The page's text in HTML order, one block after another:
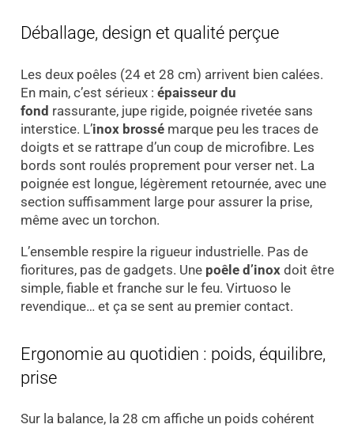
Déballage, design et qualité perçue
Les deux poêles (24 et 28 cm) arrivent bien calées.
En main, c’est sérieux : épaisseur du
fond rassurante, jupe rigide, poignée rivetée sans
interstice. L’inox brossémarque peu les traces de
doigts et se rattrape d’un coup de microfibre. Les
bords sont roulés proprement pour verser net. La
poignée est longue, légèrement retournée, avec une
section suffisamment large pour assurer la prise,
même avec un torchon.
L’ensemble respire la rigueur industrielle. Pas de
fioritures, pas de gadgets. Une poêle d’inoxdoit être
simple, fiable et franche sur le feu. Virtuoso le
revendique… et ça se sent au premier contact.
Ergonomie au quotidien : poids, équilibre,
prise
Sur la balance, la 28 cm affiche un poids cohérent